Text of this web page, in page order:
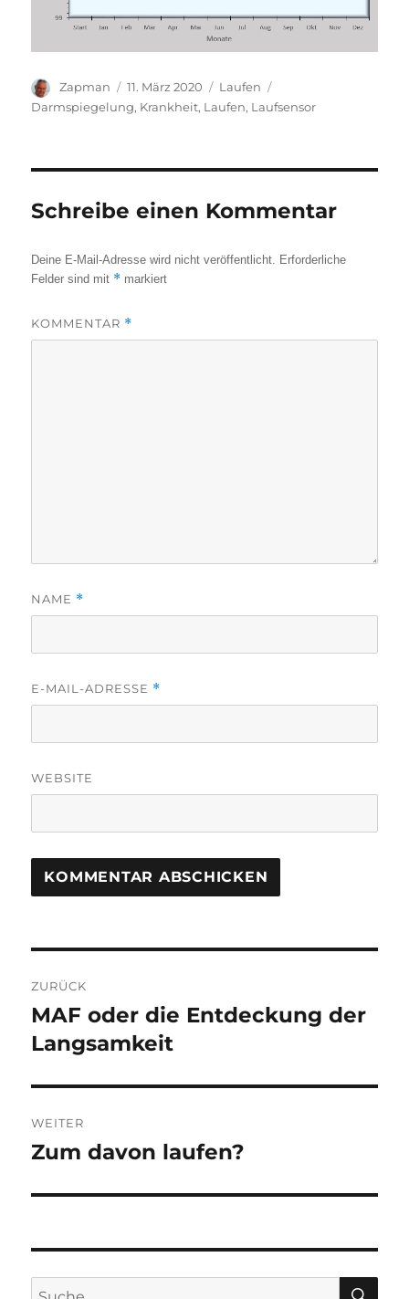
Autor
Zapman
Veröffentlicht
am
11. März 2020 Kategorien
Laufen
Darmspiegelung, Krankheit, Laufen, Laufsensor
Schreibe einen Kommentar
Deine E-Mail-Adresse wird nicht veröffentlicht. Erforderliche
Felder sind mit * markiert
KOMMENTAR *
NAME *
E-MAIL-ADRESSE *
WEBSITE
ZURÜCK
Vorheriger
Beitrag:
MAF oder die Entdeckung der
Langsamkeit
WEITER
Nächster
Zum davon laufen?
Suche